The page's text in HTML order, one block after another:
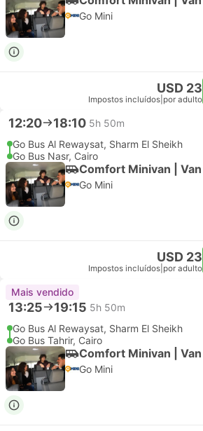
Go Mini
USD 23
Impostos incluídos por adulto
12:20 18:10 5h 50m
Go Bus Al Rewaysat, Sharm El Sheikh
Go Bus Nasr, Cairo
Comfort Minivan | Van
Go Mini
USD 23
Impostos incluídos por adulto
Mais vendido
13:25 19:15 5h 50m
Go Bus Al Rewaysat, Sharm El Sheikh
Go Bus Tahrir, Cairo
Comfort Minivan | Van
Go Mini